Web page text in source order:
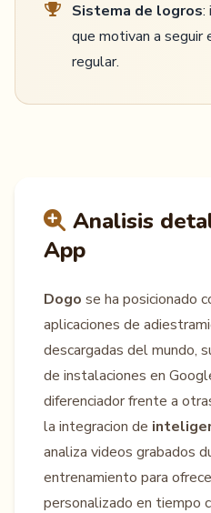
Sistema de logros:
que motivan a seguir
regular.
Analisis
App
Dogo se ha posicionado
aplicaciones de
descargadas del mundo,
de instalaciones en
diferenciador frente a
la integracion de
analiza videos grabados
entrenamiento para
personalizado en tiempo